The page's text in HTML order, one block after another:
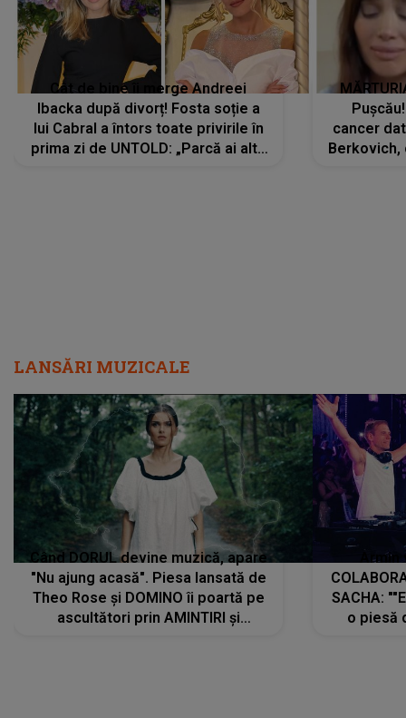
Cât de bine îi merge Andreei
Ibacka după divorț! Fosta soție a
lui Cabral a întors toate privirile în
prima zi de UNTOLD: „Parcă ai altă
cancer
Berkovich,
LANSĂRI MUZICALE
Când DORUL devine muzică, apare
"Nu ajung acasă". Piesa lansată de
Theo Rose și DOMINO îi poartă pe
ascultători prin AMINTIRI și
SACHA:
o piesă